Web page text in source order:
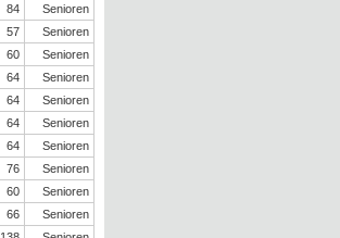
84
Senioren
57
Senioren
60
Senioren
64
Senioren
64
Senioren
64
Senioren
64
Senioren
76
Senioren
60
Senioren
66
Senioren